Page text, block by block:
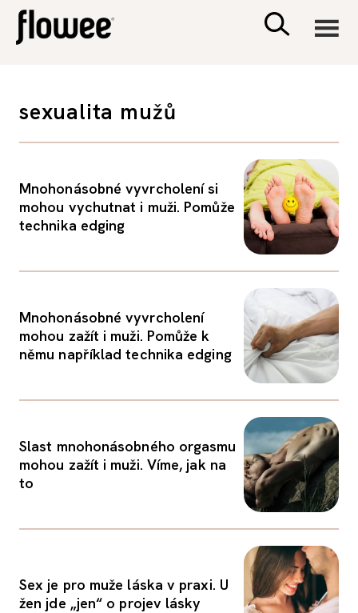
PSYCHOLOGIE
RODINA A DĚTI
PORADNA
sexualita mužů
Mnohonásobné vyvrcholení si
mohou vychutnat i muži. Pomůže
technika edging
Mnohonásobné vyvrcholení
mohou zažít i muži. Pomůže k
němu například technika edging
Slast mnohonásobného orgasmu
mohou zažít i muži. Víme, jak na
to
Sex je pro muže láska v praxi. U
žen jde „jen“ o projev lásky